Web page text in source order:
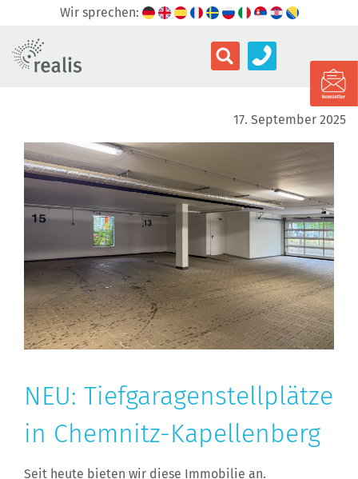
Wir sprechen:
17. September 2025
NEU: Tiefgaragenstellplätze
in Chemnitz-Kapellenberg
Seit heute bieten wir diese Immobilie an.